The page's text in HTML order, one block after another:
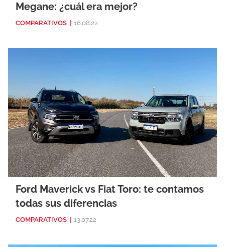
Megane: ¿cuál era mejor?
COMPARATIVOS 16.08.22
Ford Maverick vs Fiat Toro: te contamos
todas sus diferencias
COMPARATIVOS | 13.07.22